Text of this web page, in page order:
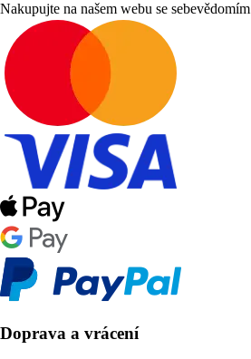
Nakupujte na našem webu se sebevědomím
Doprava a vrácení